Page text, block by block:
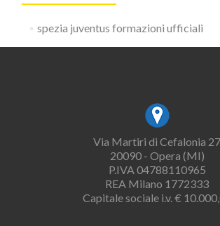
spezia juventus formazioni ufficiali
Via Martiri di Cefalonia 27
20090 - Opera (MI)
P.IVA 04788110965
REA Milano 1772333
Capitale sociale i.v. €